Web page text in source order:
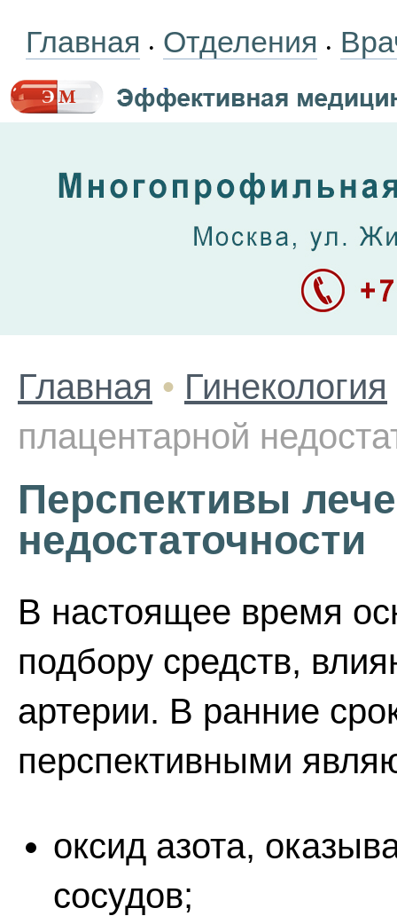
Главная • Отделения •
Главная • Гинекология
плацентарной
Перспективы
недостаточности
В настоящее время
подбору средств,
артерии. В ранние
перспективными
оксид азота,
сосудов;